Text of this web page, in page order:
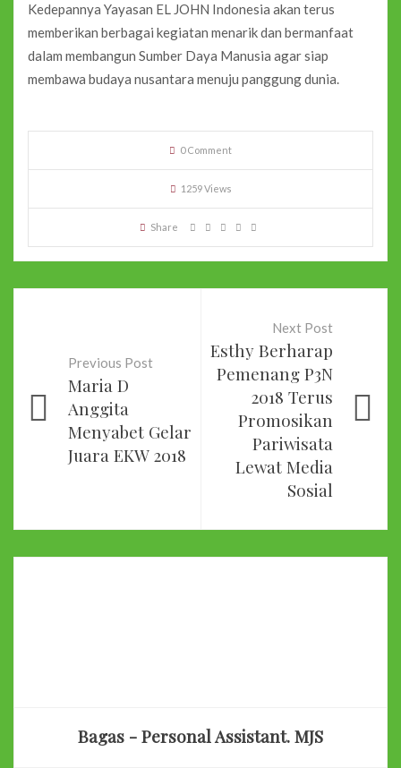
Kedepannya Yayasan EL JOHN Indonesia akan terus
memberikan berbagai kegiatan menarik dan bermanfaat
dalam membangun Sumber Daya Manusia agar siap
membawa budaya nusantara menuju panggung dunia.
0 Comment
1259 Views
Share
Previous Post
Maria D
Anggita
Menyabet Gelar
Juara EKW 2018
Next Post
Esthy Berharap
Pemenang P3N
2018 Terus
Promosikan
Pariwisata
Lewat Media
Sosial
Bagas - Personal Assistant. MJS